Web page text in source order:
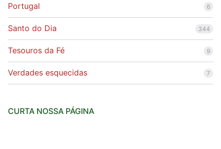
Portugal 6
Santo do Dia 344
Tesouros da Fé 9
Verdades esquecidas 7
CURTA NOSSA PÁGINA